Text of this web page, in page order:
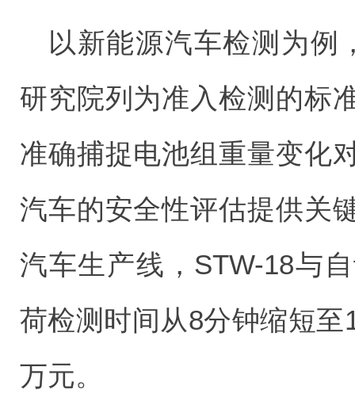
以新能源汽车检测为例
研究院列为准入检测的标
准确捕捉电池组重量变化
汽车的安全性评估提供关
汽车生产线，STW-18与
荷检测时间从8分钟缩短
万元。